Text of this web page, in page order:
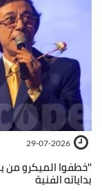
29-07-2026
''خطفوا الميكرو
بداياته الفنية